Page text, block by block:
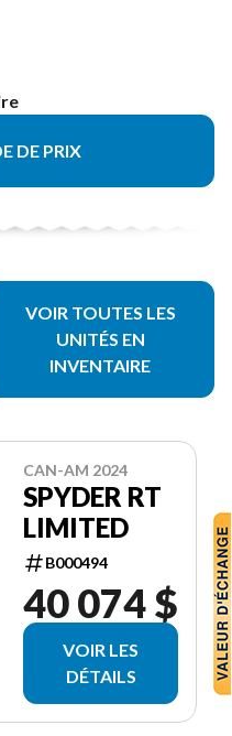
DE PRIX
VOIR TOUTES LES
UNITÉS EN
INVENTAIRE
CAN-AM 2024
SPYDER RT
LIMITED
B000494
40 074 $
VOIR LES
DÉTAILS